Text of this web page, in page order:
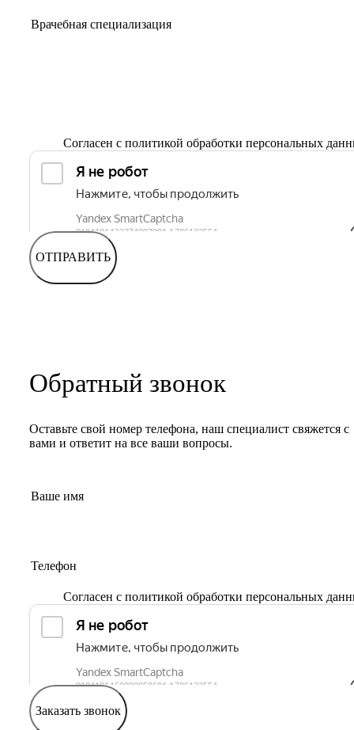
Согласен с политикой обработки персональных
ОТПРАВИТЬ
Обратный звонок
Оставьте свой номер телефона, наш специалист свяжется с
вами и ответит на все ваши вопросы.
Согласен с политикой обработки персональных
Заказать звонок